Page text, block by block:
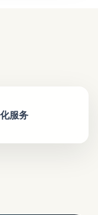
服务